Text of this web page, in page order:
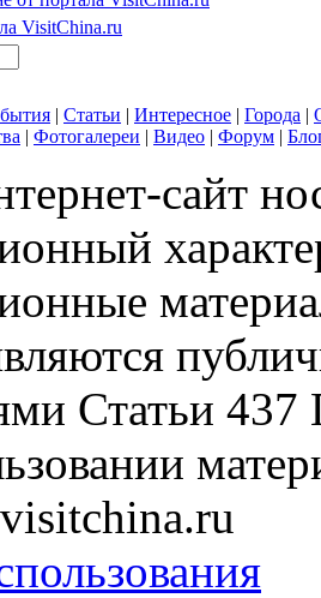
VisitChina.ru
| Статьи | Интересное | Города |
| Фотогалереи | Видео | Форум |
сайт
Статьи 437